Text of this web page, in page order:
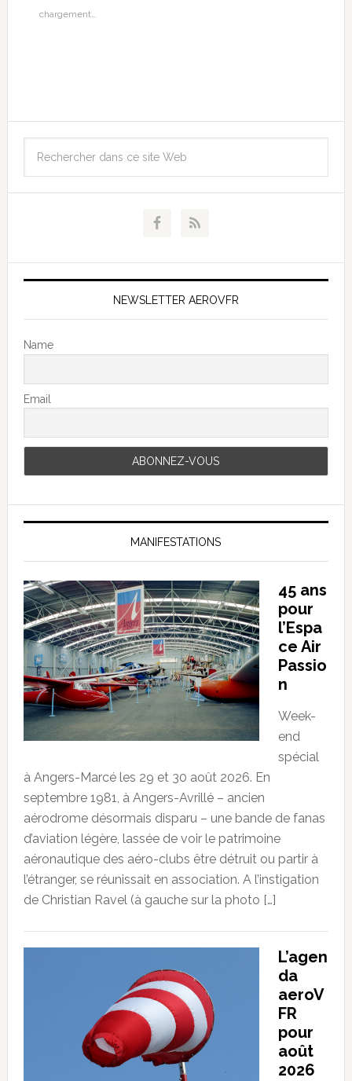
chargement…
NEWSLETTER AEROVFR
Name
Email
MANIFESTATIONS
45 ans
pour
l’Espa
ce Air
Passio
n
Week-
end
spécial
à Angers-Marcé les 29 et 30 août 2026. En
septembre 1981, à Angers-Avrillé – ancien
aérodrome désormais disparu – une bande de fanas
d’aviation légère, lassée de voir le patrimoine
aéronautique des aéro-clubs être détruit ou partir à
l’étranger, se réunissait en association. A l’instigation
de Christian Ravel (à gauche sur la photo […]
L’agen
da
aeroV
FR
pour
août
2026